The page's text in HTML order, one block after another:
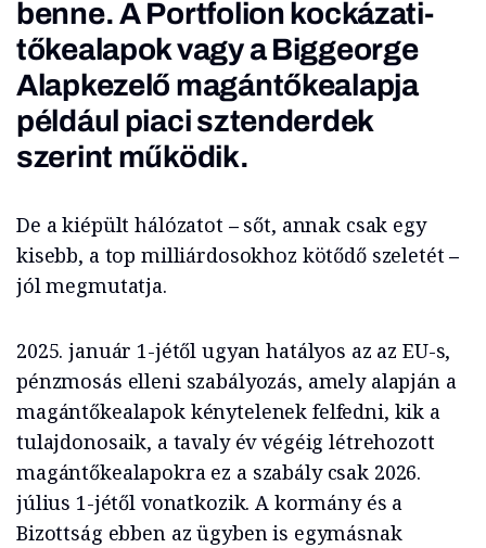
benne. A Portfolion kockázati-
tőkealapok vagy a Biggeorge
Alapkezelő magántőkealapja
például piaci sztenderdek
szerint működik.
De a kiépült hálózatot –sőt, annak csak egy
kisebb, a top milliárdosokhoz kötődő szeletét–
jól megmutatja.
2025. január 1-jétől ugyan hatályos az az EU-s,
pénzmosás elleni szabályozás, amely alapján a
magántőkealapok kénytelenek felfedni, kik a
tulajdonosaik, a tavaly év végéig létrehozott
magántőkealapokra ez a szabály csak 2026.
július 1-jétől vonatkozik. A kormány és a
Bizottság ebben az ügyben is egymásnak